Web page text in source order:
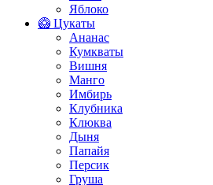
Яблоко
🥝 Цукаты
Ананас
Кумкваты
Вишня
Манго
Имбирь
Клубника
Клюква
Дыня
Папайя
Персик
Груша